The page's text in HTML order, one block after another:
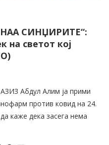
СИНЏИРИТЕ“:
на светот кој
Абдул Алим ја прими
против ковид на 24.
каже дека засега нема